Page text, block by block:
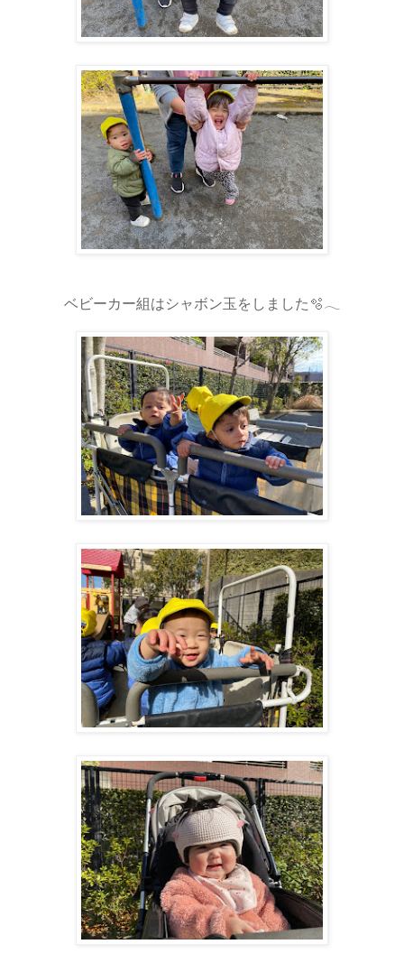
ベビーカー組はシャボン玉をしました🫧𓂃